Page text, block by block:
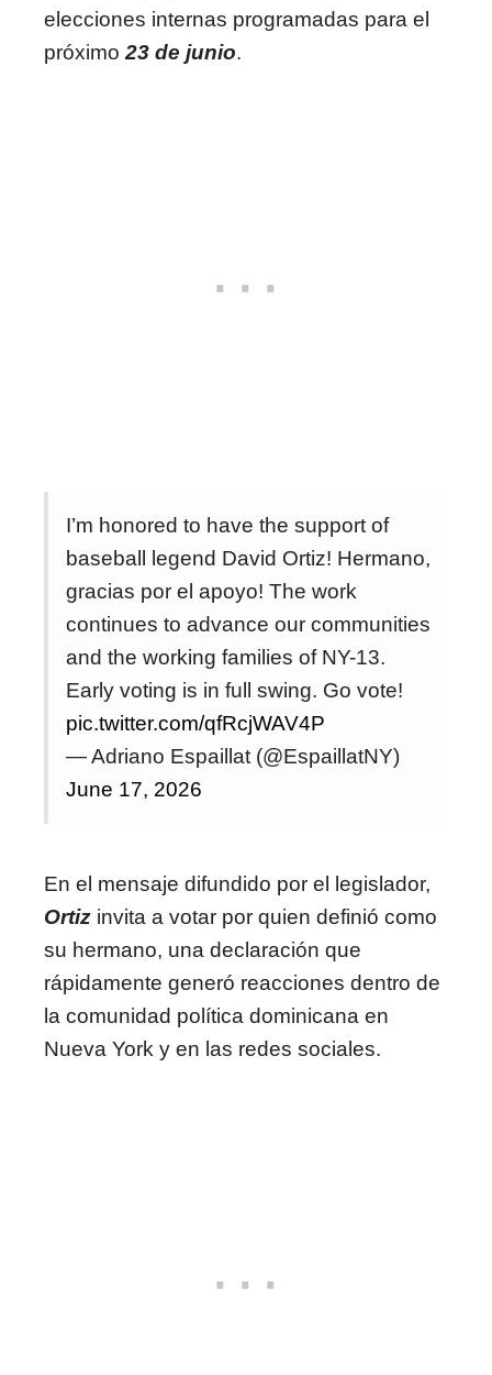
elecciones internas programadas para el
próximo 23 de junio.
I’m honored to have the support of
baseball legend David Ortiz! Hermano,
gracias por el apoyo! The work
continues to advance our communities
and the working families of NY-13.
Early voting is in full swing. Go vote!
pic.twitter.com/qfRcjWAV4P
— Adriano Espaillat (@EspaillatNY)
June 17, 2026
En el mensaje difundido por el legislador,
Ortiz invita a votar por quien definió como
su hermano, una declaración que
rápidamente generó reacciones dentro de
la comunidad política dominicana en
Nueva York y en las redes sociales.